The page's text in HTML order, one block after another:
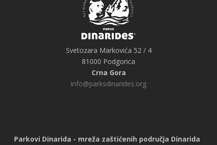
Svetozara Markovića 52 / 4
81000 Podgorica
Crna Gora
info@parksdinarides.org
Parkovi Dinarida - mreža zaštićenih područja Dinarida